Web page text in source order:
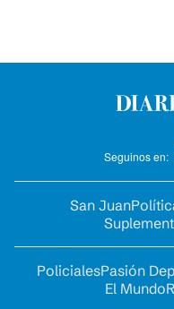
Seguinos en:
San Juan
PolicialesPasión
El Mundo